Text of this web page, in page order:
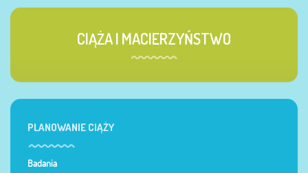
CIĄŻA I MACIERZYŃSTWO
PLANOWANIE CIĄŻY
Badania